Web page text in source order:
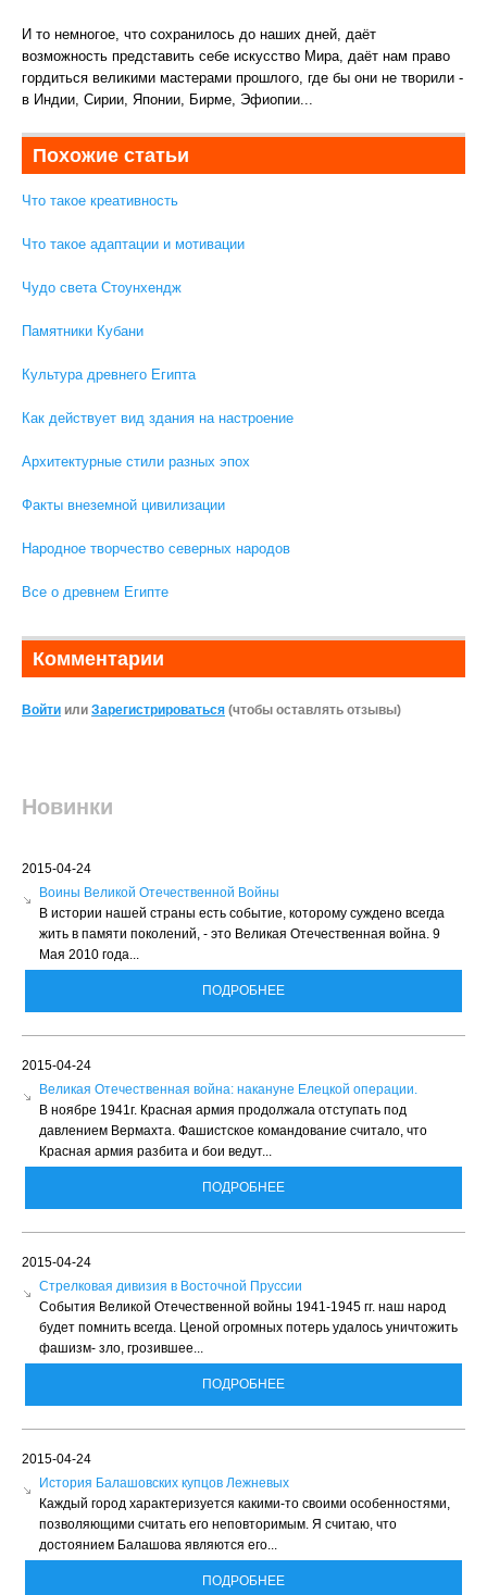
И то немногое, что сохранилось до наших дней, даёт
возможность представить себе искусство Мира, даёт нам право
гордиться великими мастерами прошлого, где бы они не творили -
в Индии, Сирии, Японии, Бирме, Эфиопии...
Похожие статьи
Что такое креативность
Что такое адаптации и мотивации
Чудо света Стоунхендж
Памятники Кубани
Культура древнего Египта
Как действует вид здания на настроение
Архитектурные стили разных эпох
Факты внеземной цивилизации
Народное творчество северных народов
Все о древнем Египте
Комментарии
Войти или Зарегистрироваться (чтобы оставлять отзывы)
Новинки
2015-04-24
Воины Великой Отечественной Войны
В истории нашей страны есть событие, которому суждено всегда
жить в памяти поколений, - это Великая Отечественная война. 9
Мая 2010 года...
ПОДРОБНЕЕ
2015-04-24
Великая Отечественная война: накануне Елецкой операции.
В ноябре 1941г. Красная армия продолжала отступать под
давлением Вермахта. Фашистское командование считало, что
Красная армия разбита и бои ведут...
ПОДРОБНЕЕ
2015-04-24
Стрелковая дивизия в Восточной Пруссии
События Великой Отечественной войны 1941-1945 гг. наш народ
будет помнить всегда. Ценой огромных потерь удалось уничтожить
фашизм- зло, грозившее...
ПОДРОБНЕЕ
2015-04-24
История Балашовских купцов Лежневых
Каждый город характеризуется какими-то своими особенностями,
позволяющими считать его неповторимым. Я считаю, что
достоянием Балашова являются его...
ПОДРОБНЕЕ